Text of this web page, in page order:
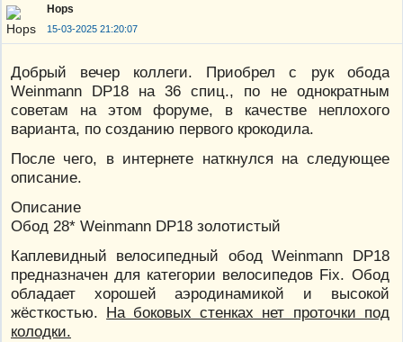
Hops
15-03-2025 21:20:07
Добрый вечер коллеги. Приобрел с рук обода
Weinmann DP18 на 36 спиц., по не однократным
советам на этом форуме, в качестве неплохого
варианта, по созданию первого крокодила.
После чего, в интернете наткнулся на следующее
описание.
Описание
Обод 28* Weinmann DP18 золотистый
Каплевидный велосипедный обод Weinmann DP18
предназначен для категории велосипедов Fix. Обод
обладает хорошей аэродинамикой и высокой
жёсткостью. На боковых стенках нет проточки под
колодки.